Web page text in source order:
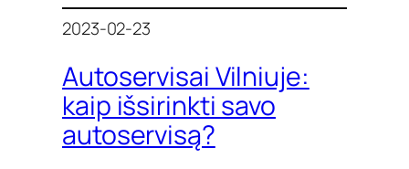
2023-02-23
Autoservisai Vilniuje:
kaip išsirinkti savo
autoservisą?